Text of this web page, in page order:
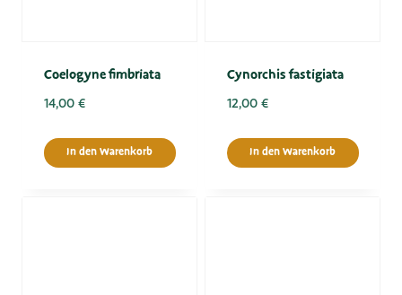
Coelogyne fimbriata
14,00 €
In den Warenkorb
Cynorchis fastigiata
12,00 €
In den Warenkorb